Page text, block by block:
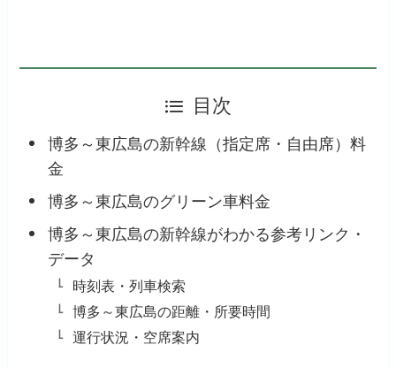
目次
博多～東広島の新幹線（指定席・自由席）料
金
博多～東広島のグリーン車料金
博多～東広島の新幹線がわかる参考リンク・
データ
時刻表・列車検索
博多～東広島の距離・所要時間
運行状況・空席案内